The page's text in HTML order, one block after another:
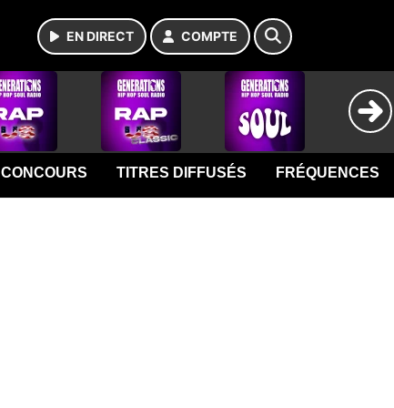
EN DIRECT COMPTE
CONCOURS TITRES DIFFUSÉS FRÉQUENCES